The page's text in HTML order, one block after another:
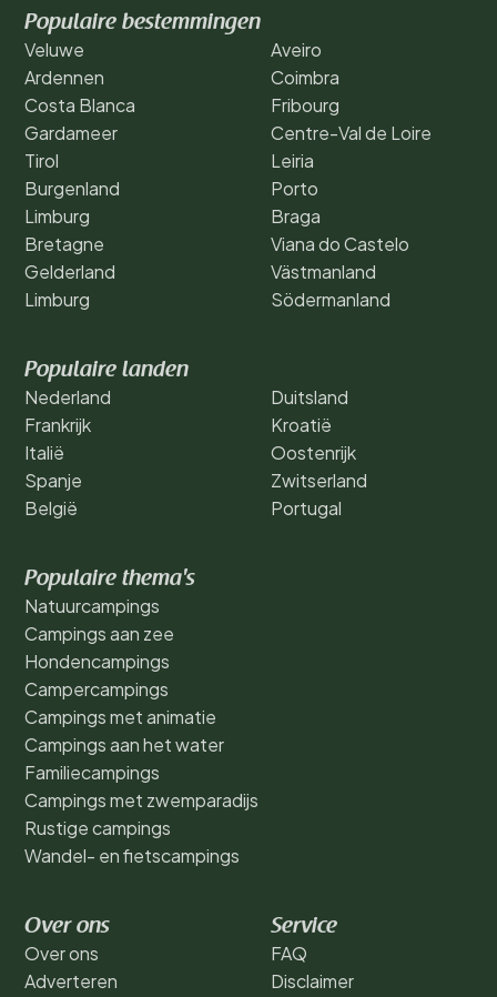
Populaire bestemmingen
Veluwe
Ardennen
Costa Blanca
Gardameer
Tirol
Burgenland
Limburg
Bretagne
Gelderland
Limburg
Aveiro
Coimbra
Fribourg
Centre-Val de Loire
Leiria
Porto
Braga
Viana do Castelo
Västmanland
Södermanland
Populaire landen
Nederland
Frankrijk
Italië
Spanje
België
Duitsland
Kroatië
Oostenrijk
Zwitserland
Portugal
Populaire thema's
Natuurcampings
Campings aan zee
Hondencampings
Campercampings
Campings met animatie
Campings aan het water
Familiecampings
Campings met zwemparadijs
Rustige campings
Wandel- en fietscampings
Over ons
Over ons
Adverteren
Service
FAQ
Disclaimer